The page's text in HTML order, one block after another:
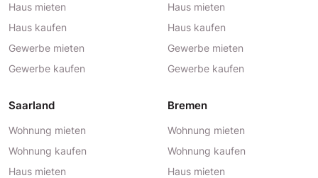
Haus mieten
Haus kaufen
Gewerbe mieten
Gewerbe kaufen
Haus mieten
Haus kaufen
Gewerbe mieten
Gewerbe kaufen
Saarland
Wohnung mieten
Wohnung kaufen
Haus mieten
Bremen
Wohnung mieten
Wohnung kaufen
Haus mieten